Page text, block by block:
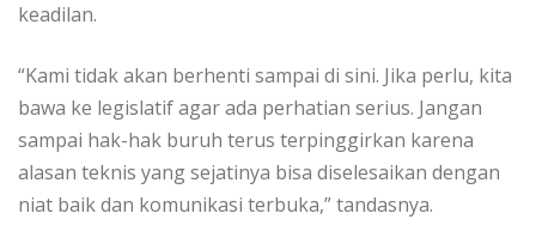
keadilan.
“Kami tidak akan berhenti sampai di sini. Jika perlu, kita
bawa ke legislatif agar ada perhatian serius. Jangan
sampai hak-hak buruh terus terpinggirkan karena
alasan teknis yang sejatinya bisa diselesaikan dengan
niat baik dan komunikasi terbuka,” tandasnya.